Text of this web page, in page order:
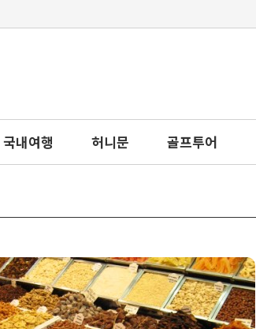
국내여행 허니문 골프투어